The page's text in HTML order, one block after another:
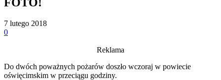
7 lutego 2018
0
Reklama
Do dwóch poważnych pożarów doszło wczoraj w powiecie
oświęcimskim w przeciągu godziny.